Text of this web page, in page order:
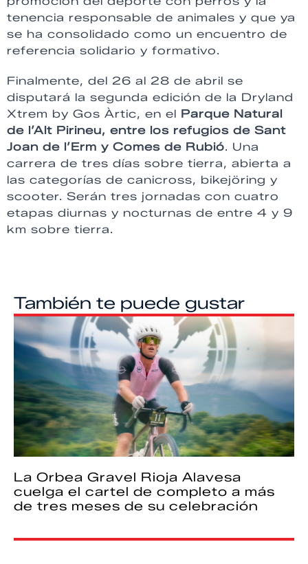
tenencia responsable de animales y que ya
se ha consolidado como un encuentro de
referencia solidario y formativo.
Finalmente, del 26 al 28 de abril se
disputará la segunda edición de la Dryland
Xtrem by Gos Àrtic, en el Parque Natural
de l’Alt Pirineu, entre los refugios de Sant
Joan de l’Erm y Comes de Rubió. Una
carrera de tres días sobre tierra, abierta a
las categorías de canicross, bikejöring y
scooter. Serán tres jornadas con cuatro
etapas diurnas y nocturnas de entre 4 y 9
km sobre tierra.
También te puede gustar
La Orbea Gravel Rioja Alavesa
cuelga el cartel de completo a más
de tres meses de su celebración